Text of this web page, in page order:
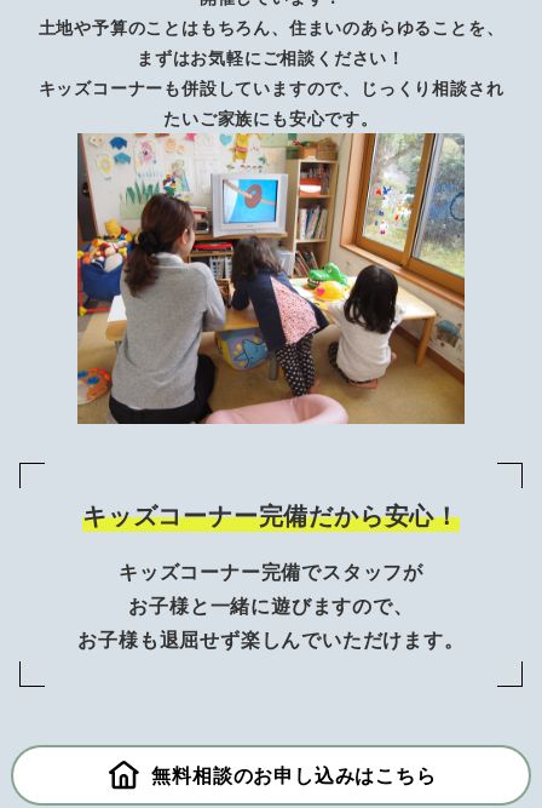
土地や予算のことはもちろん、住まいのあらゆることを、
まずはお気軽にご相談ください！
キッズコーナーも併設していますので、じっくり相談され
たいご家族にも安心です。
キッズコーナー完備だから安心！
キッズコーナー完備でスタッフが
お子様と一緒に遊びますので、
お子様も退屈せず楽しんでいただけます。
無料相談のお申し込みはこちら